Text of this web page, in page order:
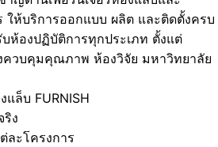
ให้บริการออกแบบ ผลิต และติดตั้งครบ
บห้องปฏิบัติการทุกประเภท ตั้งแต่
ควบคุมคุณภาพ ห้องวิจัย มหาวิทยาลัย
แล็บ FURNISH
ง
ละโครงการ